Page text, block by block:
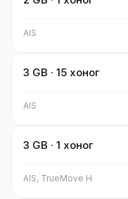
AIS
3 GB · 15 хоног
AIS
3 GB · 1 хоног
AIS, TrueMove H